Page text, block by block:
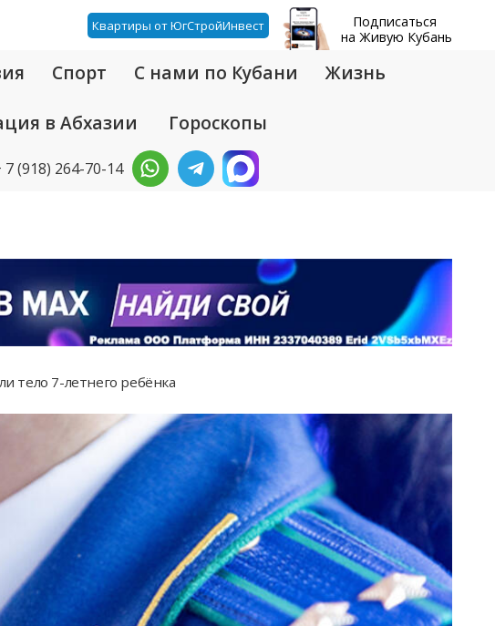
Квартиры от ЮгСтройИнвест
Подписаться
на Живую Кубань
Спорт С нами по Кубани Жизнь
в Абхазии Гороскопы
7 (918) 264-70-14
тело 7-летнего ребёнка